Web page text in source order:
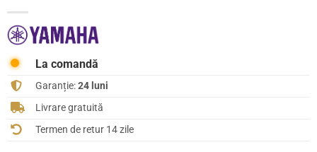
La comandă
Garanție:24 luni
Livrare gratuită
Termen de retur 14 zile